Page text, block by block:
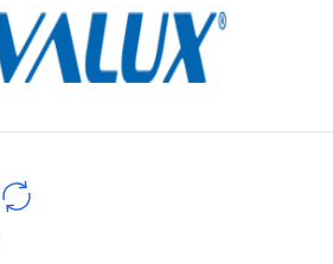
ДИМИРАНЕ
Не се димира